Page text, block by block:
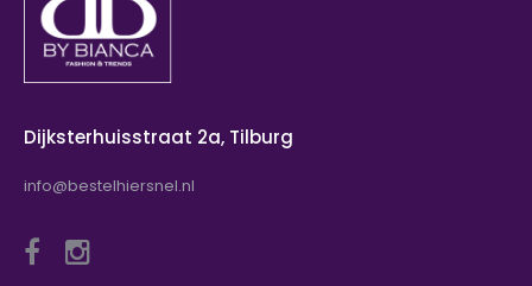
Dijksterhuisstraat 2a, Tilburg
info@bestelhiersnel.nl